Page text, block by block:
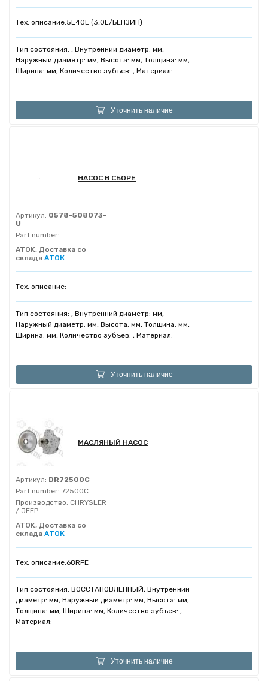
Тех. описание:5L40E (3,0L/БЕНЗИН)
Тип состояния: , Внутренний диаметр: мм,
Наружный диаметр: мм, Высота: мм, Толщина: мм,
Ширина: мм, Количество зубъев: , Материал:
Уточнить наличие
НАСОС В СБОРЕ
Артикул: 0578-508073-
U
Part number:
ATOK, Доставка со
склада АТОК
Тех. описание:
Тип состояния: , Внутренний диаметр: мм,
Наружный диаметр: мм, Высота: мм, Толщина: мм,
Ширина: мм, Количество зубъев: , Материал:
Уточнить наличие
МАСЛЯНЫЙ НАСОС
Артикул: DR72500C
Part number: 72500C
Производство: CHRYSLER
/ JEEP
ATOK, Доставка со
склада АТОК
Тех. описание:68RFE
Тип состояния: ВОССТАНОВЛЕННЫЙ, Внутренний
диаметр: мм, Наружный диаметр: мм, Высота: мм,
Толщина: мм, Ширина: мм, Количество зубъев: ,
Материал:
Уточнить наличие